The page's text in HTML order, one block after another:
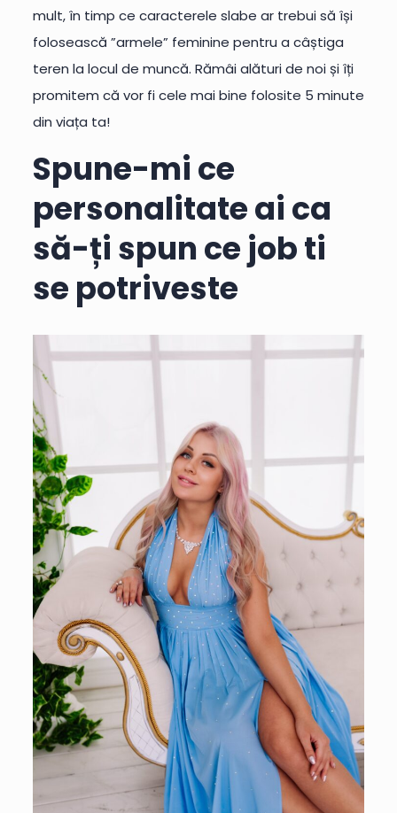
mult, în timp ce caracterele slabe ar trebui să își
folosească ”armele” feminine pentru a câștiga
teren la locul de muncă. Rămâi alături de noi și îți
promitem că vor fi cele mai bine folosite 5 minute
din viața ta!
Spune-mi ce
personalitate ai ca
să-ți spun ce job ti
se potriveste